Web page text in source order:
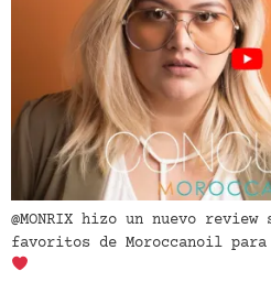
@MONRIX hizo un nuevo
favoritos de Moroccanoil